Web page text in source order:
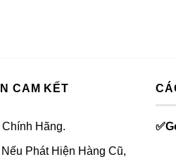
CAM KẾT
Hãng.
Nếu Phát Hiện Hàng Cũ,
✅